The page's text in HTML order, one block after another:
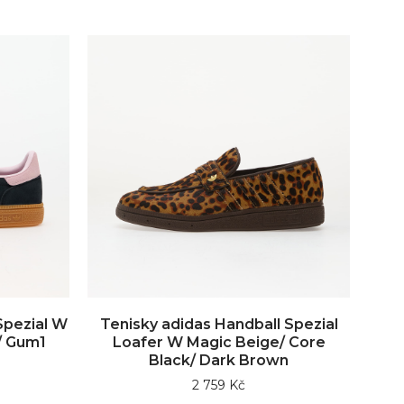
W
Tenisky adidas Handball Spezial
Loafer W Magic Beige/ Core
Black/ Dark Brown
2 759 Kč